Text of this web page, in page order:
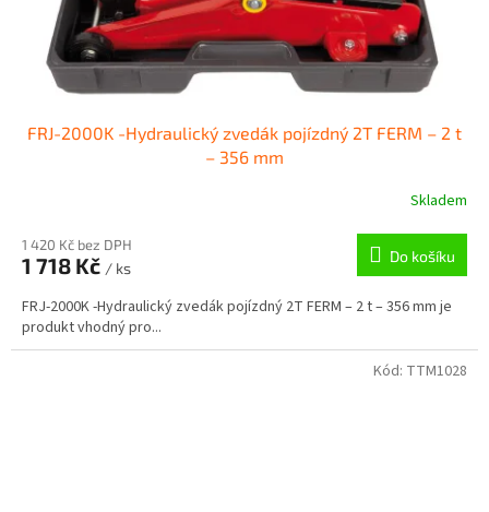
FRJ-2000K -Hydraulický zvedák pojízdný 2T FERM – 2 t
– 356 mm
Skladem
1 420 Kč bez DPH
1 718 Kč / ks
Do košíku
FRJ-2000K -Hydraulický zvedák pojízdný 2T FERM – 2 t – 356 mm je
produkt vhodný pro...
Kód: TTM1028